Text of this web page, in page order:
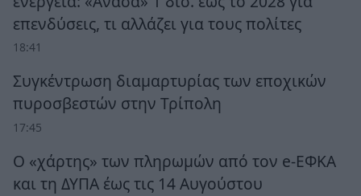
επενδύσεις, τι αλλάζει για τους πολίτες
18:41
Συγκέντρωση διαμαρτυρίας των εποχικών
πυροσβεστών στην Τρίπολη
17:45
Ο «χάρτης» των πληρωμών από τον e-ΕΦΚΑ
και τη ΔΥΠΑ έως τις 14 Αυγούστου